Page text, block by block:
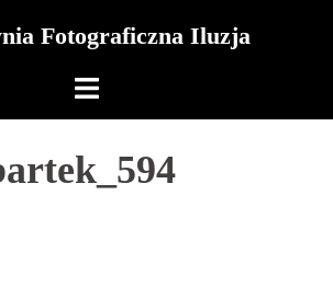
Fotograficzna Iluzja